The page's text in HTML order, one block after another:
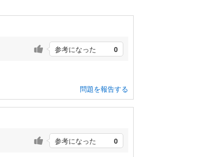
参考になった 0
問題を報告する
参考になった 0